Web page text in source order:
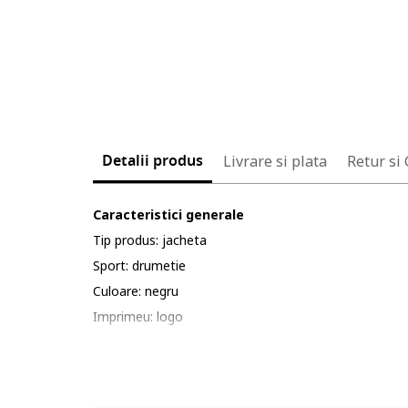
Detalii produs Livrare si plata Retur si
Caracteristici generale
Tip produs: jacheta
Sport: drumetie
Culoare: negru
Imprimeu: logo